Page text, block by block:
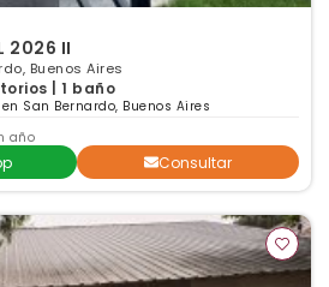
2026 II
Buenos Aires
| 1 baño
San Bernardo, Buenos Aires
año
Consultar